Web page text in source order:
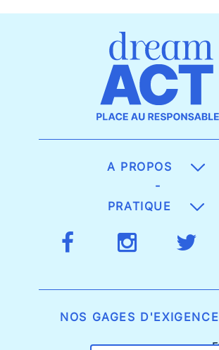
A PROPOS
-
PRATIQUE
NOS GAGES D'EXIGENCE